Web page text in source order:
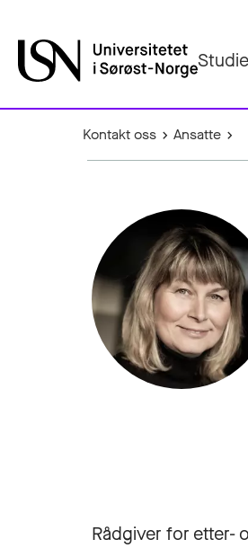
Kontakt oss Ansatte
Rådgiver for etter-